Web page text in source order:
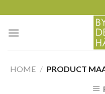
to
content
HOME / PRODUCT